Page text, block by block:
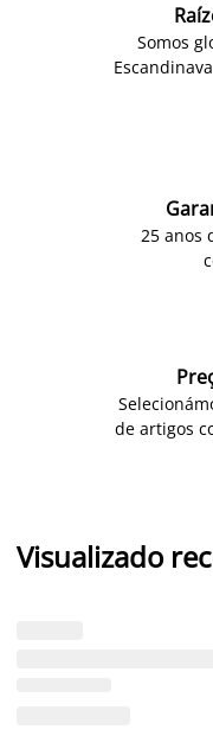
Somos
25 anos
de artigos
Visualizado